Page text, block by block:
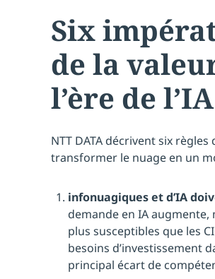
Six
de la
l’ère de l’IA
NTT DATA décrivent six
transformer le nuage en un
infonuagiques et d’IA
demande en IA augmente,
plus susceptibles que les
besoins d’investissement
principal écart de